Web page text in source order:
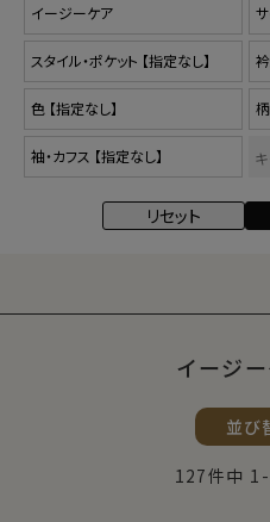
高級生地特有の肌触りや見栄
ん）
■ イージーケアとは
生地の風合いや見栄えを最大
イロンが生地の上をすべるかの
（※形態安定ではありません）
イージ
並び
127件中 1 -